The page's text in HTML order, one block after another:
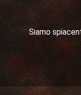
Siamo